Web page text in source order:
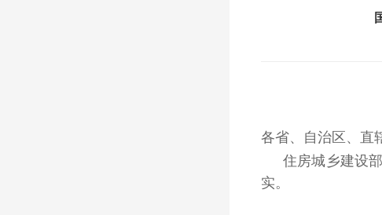
各省、自治区、直
住房城乡建设
实。